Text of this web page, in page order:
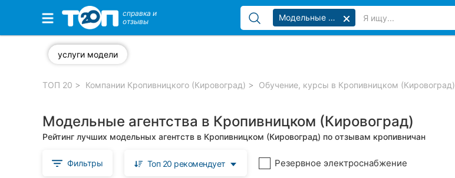
Избранные компании
Стоматологии
Ветеринарные клиники
справка и
отзывы
Модельные агентства
услуги модели
ТОП 20 Компании Кропивницкого (Кировоград) Обучение, курсы в Кропивницком (Кировоград)
Модельные агентства в Кропивницком (Кировоград)
Рейтинг лучших модельных агентств в Кропивницком (Кировоград) по отзывам кропивничан
Фильтры Топ 20 рекомендует Резервное электроснабжение